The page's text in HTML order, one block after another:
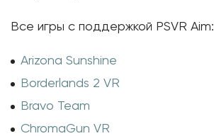
Все игры с поддержкой PSVR Aim:
Arizona Sunshine
Borderlands 2 VR
Bravo Team
ChromaGun VR